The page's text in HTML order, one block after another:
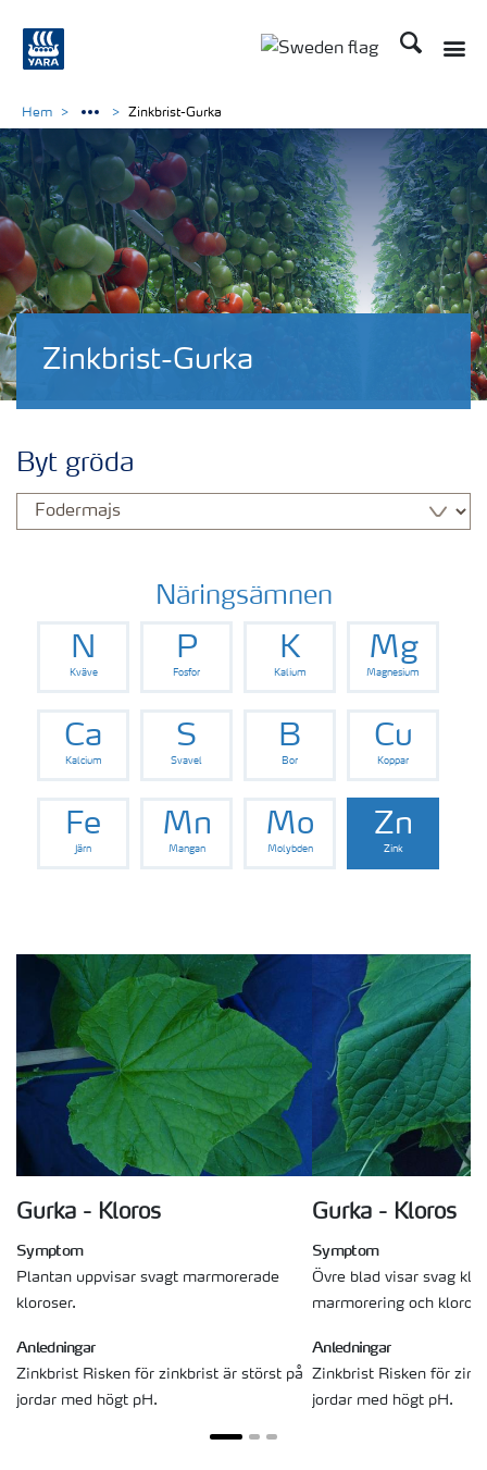
Sök
Zinkbrist-Gurka
Hem Zinkbrist-Gurka
Byt gröda
Näringsämnen
N
Kväve
P
Fosfor
K
Kalium
Mg
Magnesium
Ca
Kalcium
S
Svavel
B
Bor
Cu
Koppar
Fe
Järn
Mn
Mangan
Mo
Molybden
Zn
Zink
Gurka - Kloros
Symptom
Plantan uppvisar svagt marmorerade
kloroser.
Anledningar
Zinkbrist Risken för zinkbrist är störst på
jordar med högt pH.
Gurka - Kloros
Symptom
Övre blad visar svag
marmorering och
Anledningar
Zinkbrist Risken för
jordar med högt pH.